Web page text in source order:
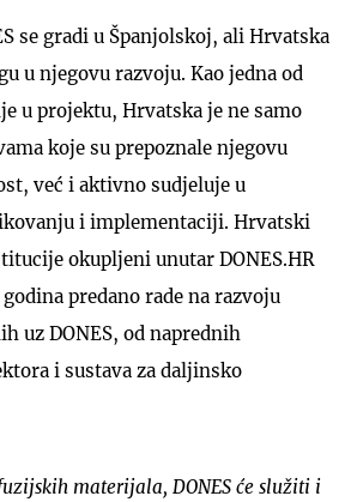
se gradi u Španjolskoj, ali Hrvatska
u njegovu razvoju. Kao jedna od
u projektu, Hrvatska je ne samo
koje su prepoznale njegovu
već i aktivno sudjeluje u
i implementaciji. Hrvatski
okupljeni unutar DONES.HR
predano rade na razvoju
uz DONES, od naprednih
i sustava za daljinsko
materijala, DONES će služiti i